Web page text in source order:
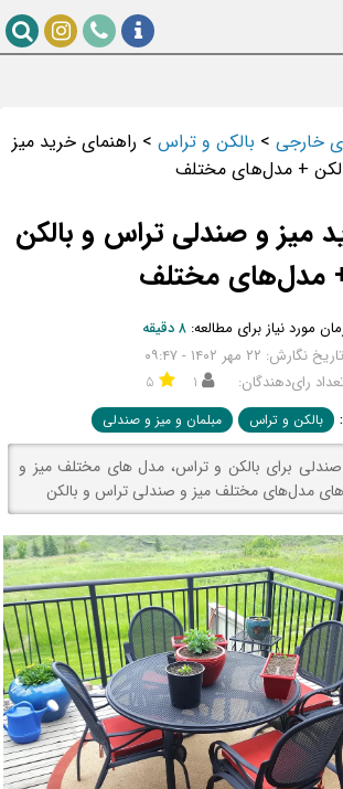
خارجی>بالکن و تراس>راهنمای خرید میز
+ مدل‌های مختلف
میز و صندلی تراس و بالکن
مدل‌های مختلف
مورد نیاز برای مطالعه:۸ دقیقه
تاریخ نگارش: ۲۲ مهر ۱۴۰۲ - ۰۹:۴۷
رای‌دهندگان:
۱ ۵
بالکن و تراس مبلمان و میز و صندلی
برای بالکن و تراس، مدل های مختلف میز و
مدل‌های مختلف میز و صندلی تراس و بالکن